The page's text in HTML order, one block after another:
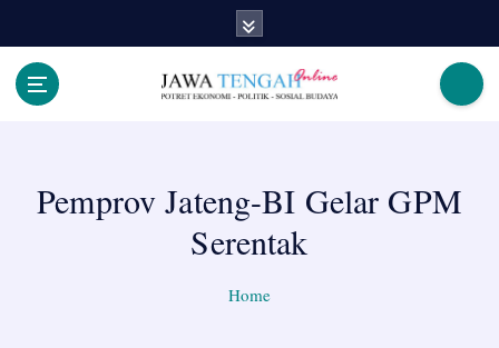
Pemprov Jateng-BI Gelar GPM
Serentak
Home